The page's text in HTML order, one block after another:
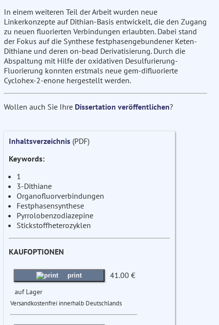
In einem weiteren Teil der Arbeit wurden neue
Linkerkonzepte auf Dithian-Basis entwickelt, die den Zugang
zu neuen fluorierten Verbindungen erlaubten. Dabei stand
der Fokus auf die Synthese festphasengebundener Keten-
Dithiane und deren on-bead Derivatisierung. Durch die
Abspaltung mit Hilfe der oxidativen Desulfurierung-
Fluorierung konnten erstmals neue gem-difluorierte
Cyclohex-2-enone hergestellt werden.
Wollen auch Sie Ihre Dissertation veröffentlichen?
Inhaltsverzeichnis (PDF)
Keywords:
1
3-Dithiane
Organofluorverbindungen
Festphasensynthese
Pyrrolobenzodiazepine
Stickstoffheterozyklen
KAUFOPTIONEN
print 41.00 €
auf Lager
Versandkostenfrei innerhalb Deutschlands